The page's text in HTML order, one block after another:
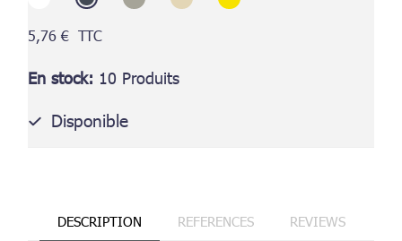
5,76 € TTC
En stock 10 Produits
Disponible
DESCRIPTION REFERENCES REVIEWS